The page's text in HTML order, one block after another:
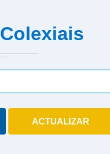
Colexiais